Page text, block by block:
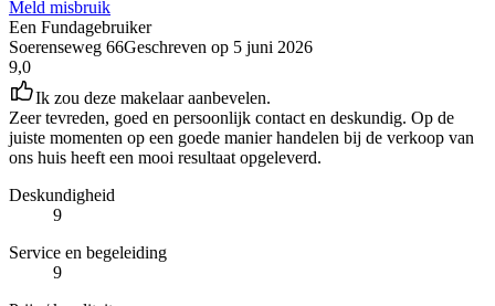
Meld misbruik
Een Fundagebruiker
Soerenseweg 66Geschreven op 5 juni 2026
9,0
Ik zou deze makelaar aanbevelen.
Zeer tevreden, goed en persoonlijk contact en deskundig. Op de
juiste momenten op een goede manier handelen bij de verkoop van
ons huis heeft een mooi resultaat opgeleverd.
Deskundigheid
9
Service en begeleiding
9